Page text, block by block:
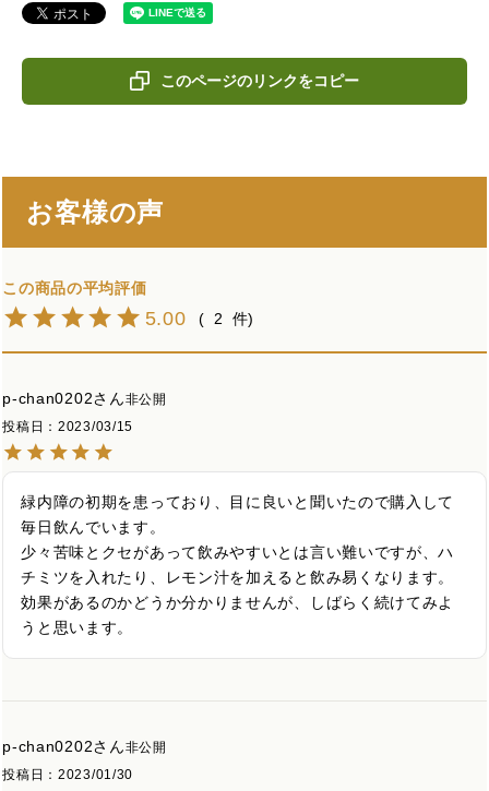
このページのリンクをコピー
お客様の声
5.00 2
p-chan0202
非公開
投稿日
2023/03/15
緑内障の初期を患っており、目に良いと聞いたので購入して
毎日飲んでいます。
少々苦味とクセがあって飲みやすいとは言い難いですが、ハ
チミツを入れたり、レモン汁を加えると飲み易くなります。
効果があるのかどうか分かりませんが、しばらく続けてみよ
うと思います。
p-chan0202
非公開
投稿日
2023/01/30